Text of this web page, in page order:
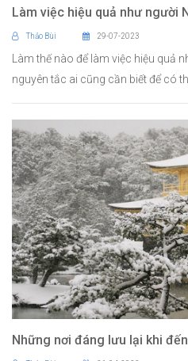
Làm việc hiệu quả như người
Thảo Bùi 29-07-2023
Làm thế nào để làm việc hiệu quả
nguyên tắc ai cũng cần biết để có
Những nơi đáng lưu lại khi